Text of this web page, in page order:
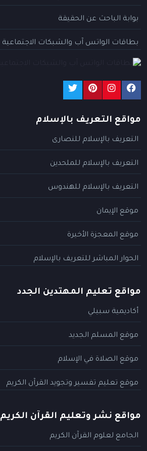
بوابة الباحث عن الحقيقة
بطاقات الواتس آب والشبكات الاجتماعية
مواقع التعريف بالإسلام
التعريف بالإسلام للنصارى
التعريف بالإسلام للملحدين
التعريف بالإسلام للهندوس
موقع الإيمان
موقع المعجزة الأخيرة
الحوار المباشر للتعريف بالإسلام
مواقع تعليم المهتدين الجدد
أكاديمية سبيلي
موقع المسلم الجديد
موقع الصلاة في الإسلام
موقع تعليم تفسير وتجويد القرآن الكريم
مواقع نشر وتعليم القرآن الكريم
الجامع لعلوم القرآن الكريم